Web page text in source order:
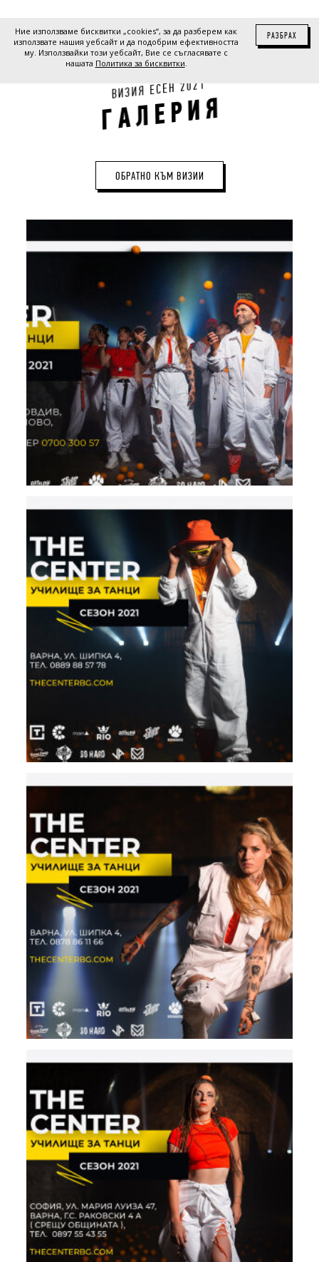
Ние използваме бисквитки „cookies“, за да разберем как
използвате нашия уебсайт и да подобрим ефективността
му. Използвайки този уебсайт, Вие се съгласявате с
нашата Политика за бисквитки.
РАЗБРАХ
ВИЗИЯ ЕСЕН 202 1
ГАЛЕРИЯ
ОБРАТНО КЪМ ВИЗИИ